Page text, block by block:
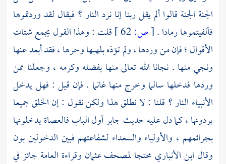
الجنة الجنة قالوا ألم يقل ربنا إنا نرد النار ؟ فيقال لقد وردتموها
فألفيتموها رمادا .[ص:
قلت : وهذا القول يجمع شتات
الأقوال ؛ فإن من وردها ، ولم تؤذه بلهبها وحرها ، فقد أبعد عنها
ونجي منها . نجانا الله تعالى منها بفضله وكرمه ، وجعلنا ممن
وردها فدخلها سالما وخرج منها غانما . فإن قيل : فهل يدخل
الأنبياء النار ؟ قلنا : لا نطلق هذا ولكن نقول : إن الخلق جميعا
يردونها ، كما دل عليه حديثجابرأول الباب فالعصاة يدخلونها
بجرائمهم ، والأولياء والسعداء لشفاعتهم فبين الدخولين بون
وقال ابن الأنباري محتجا لمصحفعثمان وقراءة العامة جائز في